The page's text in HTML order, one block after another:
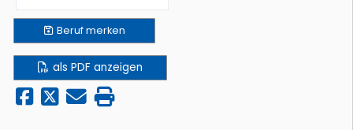
Berufmerken
als PDF anzeigen